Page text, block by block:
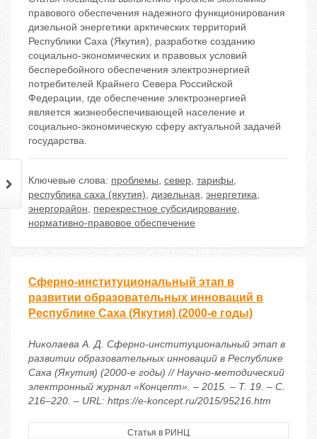
правового обеспечения надежного функционирования
дизельной энергетики арктических территорий
Республики Саха (Якутия), разработке созданию
социально-экономических и правовых условий
бесперебойного обеспечения электроэнергией
потребителей Крайнего Севера Российской
Федерации, где обеспечение электроэнергией
является жизнеобеспечивающей население и
социально-экономическую сферу актуальной задачей
государства.
Ключевые слова: проблемы, север, тарифы,
республика саха (якутия), дизельная, энергетика,
энергорайон, перекрестное субсидирование,
нормативно-правовое обеспечение
Сферно-институциональный этап в
развитии образовательных инноваций в
Республике Саха (Якутия) (2000-е годы)
Николаева А. Д. Сферно-институциональный этап в
развитии образовательных инноваций в Республике
Саха (Якутия) (2000-е годы) // Научно-методический
электронный журнал «Концепт». – 2015. – Т. 19. – С.
216–220. – URL: https://e-koncept.ru/2015/95216.htm
Статья в РИНЦ